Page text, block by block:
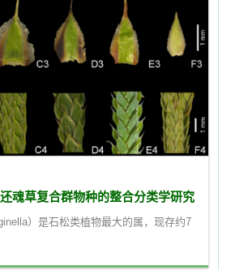
魂草复合群物种的整合分类学研究
）是石松类植物最大的属，现存约7